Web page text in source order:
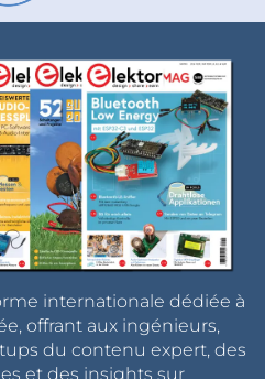
internationale dédiée à
offrant aux ingénieurs,
du contenu expert, des
et des insights sur